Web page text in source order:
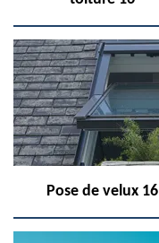
Pose de velux 16